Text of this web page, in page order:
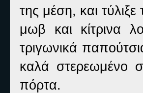
της μέση, και
μωβ και κίτρινα
τριγωνικά
καλά στερεωμένο
πόρτα.